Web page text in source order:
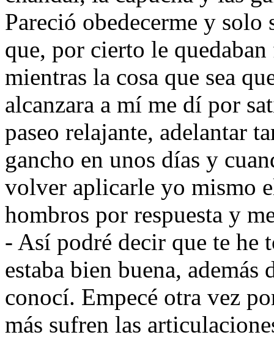
Pareció obedecerme y solo
que, por cierto le
mientras la cosa que sea
alcanzara a mí me dí por
paseo relajante, adelantar
gancho en unos días y
volver aplicarle yo mismo
hombros por respuesta y
- Así podré decir que te he
estaba bien buena,
conocí. Empecé otra vez
más sufren las